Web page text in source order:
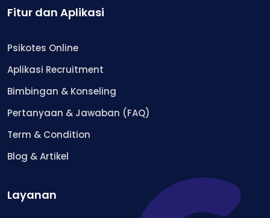
Fitur dan Aplikasi
Psikotes Online
Aplikasi Recruitment
Bimbingan & Konseling
Pertanyaan & Jawaban (FAQ)
Term & Condition
Blog & Artikel
Layanan